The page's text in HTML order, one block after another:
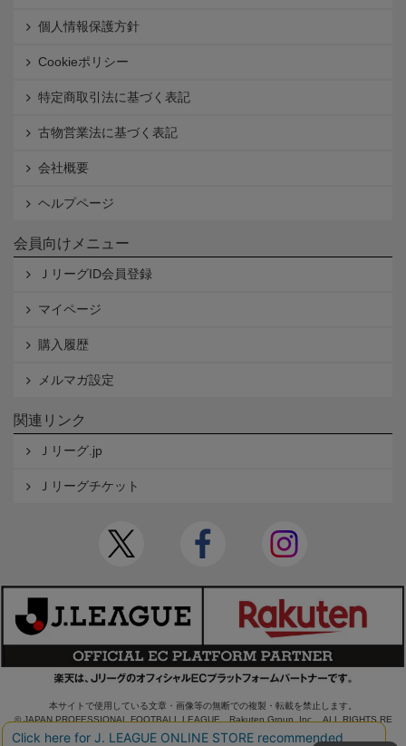
個人情報保護方針
Cookieポリシー
特定商取引法に基づく表記
古物営業法に基づく表記
会社概要
ヘルプページ
会員向けメニュー
ＪリーグID会員登録
マイページ
購入履歴
メルマガ設定
関連リンク
Ｊリーグ.jp
Ｊリーグチケット
本サイトで使用している文章・画像等の無断での複製・転載を禁止します。
© JAPAN PROFESSIONAL FOOTBALL LEAGUE Rakuten Group, Inc. ALL RIGHTS RE
SERVED.